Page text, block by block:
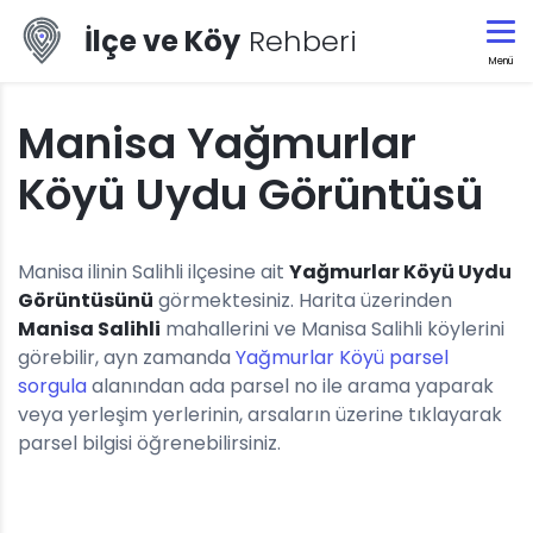
İlçe ve Köy Rehberi
Menü
Manisa Yağmurlar
Köyü Uydu Görüntüsü
Manisa ilinin Salihli ilçesine ait Yağmurlar Köyü Uydu
Görüntüsünü görmektesiniz. Harita üzerinden
Manisa Salihli mahallerini ve Manisa Salihli köylerini
görebilir, ayn zamanda Yağmurlar Köyü parsel
sorgulaalanından ada parsel no ile arama yaparak
veya yerleşim yerlerinin, arsaların üzerine tıklayarak
parsel bilgisi öğrenebilirsiniz.